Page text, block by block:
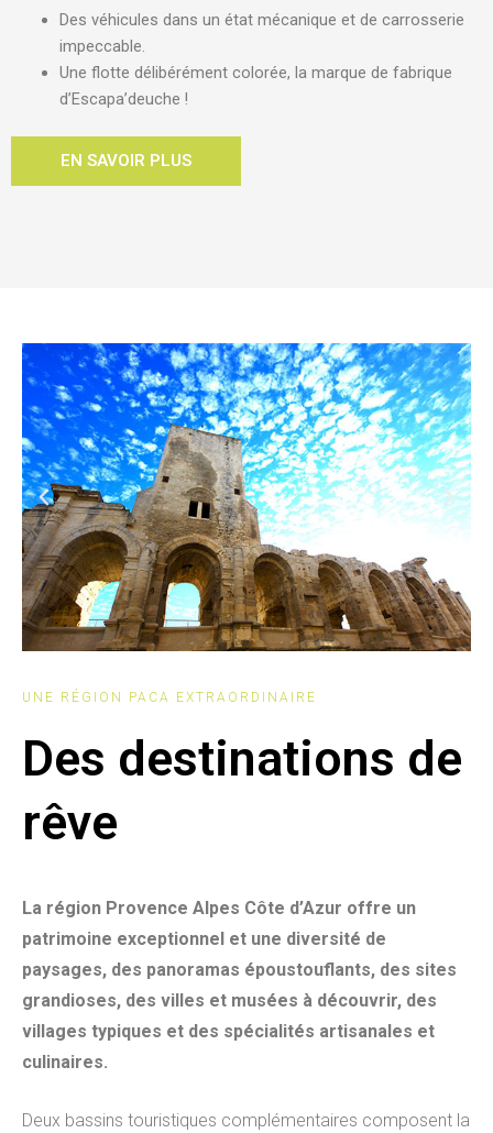
Des véhicules dans un état mécanique et de carrosserie
impeccable.
Une flotte délibérément colorée, la marque de fabrique
d’Escapa’deuche !
EN SAVOIR PLUS
UNE RÉGION PACA EXTRAORDINAIRE
Des destinations de
rêve
La région Provence Alpes Côte d’Azur offre un
patrimoine exceptionnel et une diversité de
paysages, des panoramas époustouflants, des sites
grandioses, des villes et musées à découvrir, des
villages typiques et des spécialités artisanales et
culinaires.
Deux bassins touristiques complémentaires composent la